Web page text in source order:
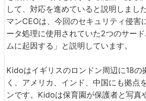
して、対応を進めていると説明しまし
マンCEOは、今回のセキュリティ侵害
ータ処理に使用されていた2つのサー
ムに起因する」と説明しています。
Kidoはイギリスのロンドン周辺に18の
く、アメリカ、インド、中国にも拠点
ンです。Kidoは保育園が保護者と写真